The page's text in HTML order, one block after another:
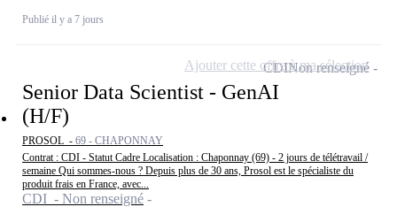
Publié il y a 7 jours
Senior Data Scientist - GenAI
(H/F)
PROSOL - 69 - CHAPONNAY
Contrat : CDI - Statut Cadre Localisation : Chaponnay (69) - 2 jours de télétravail /
semaine Qui sommes-nous ? Depuis plus de 30 ans, Prosol est le spécialiste du
produit frais en France, avec...
CDI - Non renseigné
CDINon renseigné
Ajouter cette offre à ma sélection